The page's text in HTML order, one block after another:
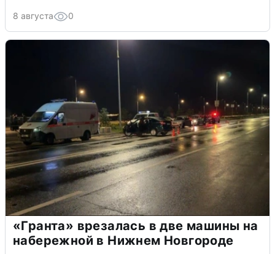
8 августа 0
«Гранта» врезалась в две машины на
набережной в Нижнем Новгороде